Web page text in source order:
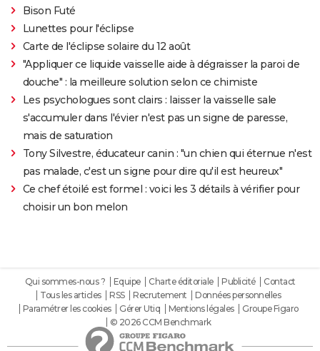
Bison Futé
Lunettes pour l'éclipse
Carte de l'éclipse solaire du 12 août
"Appliquer ce liquide vaisselle aide à dégraisser la paroi de
douche" : la meilleure solution selon ce chimiste
Les psychologues sont clairs : laisser la vaisselle sale
s'accumuler dans l'évier n'est pas un signe de paresse,
mais de saturation
Tony Silvestre, éducateur canin : "un chien qui éternue n'est
pas malade, c'est un signe pour dire qu'il est heureux"
Ce chef étoilé est formel : voici les 3 détails à vérifier pour
choisir un bon melon
Qui sommes-nous ? Equipe Charte éditoriale Publicité
Contact
Tous les articles
RSS Recrutement
Données personnelles
Paramétrer les cookies
Gérer Utiq Mentions légales
Groupe Figaro
© 2026 CCM Benchmark